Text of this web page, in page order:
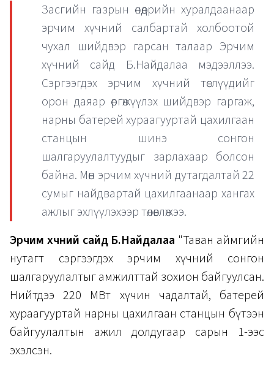
Засгийн газрын өнөөдрийн хуралдаанаар
эрчим хүчний салбартай холбоотой
чухал шийдвэр гарсан талаар Эрчим
хүчний сайд Б.Найдалаа мэдээллээ.
Сэргээгдэх эрчим хүчний төслүүдийг
орон даяар өргөжүүлэх шийдвэр гаргаж,
нарны батерей хураагууртай цахилгаан
станцын шинэ сонгон
шалгаруулалтуудыг зарлахаар болсон
байна. Мөн эрчим хүчний дутагдалтай 22
сумыг найдвартай цахилгаанаар хангах
ажлыг эхлүүлэхээр төлөвлөжээ.
Эрчим хүчний сайд Б.Найдалаа "Таван аймгийн
нутагт сэргээгдэх эрчим хүчний сонгон
шалгаруулалтыг амжилттай зохион байгуулсан.
Нийтдээ 220 МВт хүчин чадалтай, батерей
хураагууртай нарны цахилгаан станцын бүтээн
байгуулалтын ажил долдугаар сарын 1-ээс
эхэлсэн.